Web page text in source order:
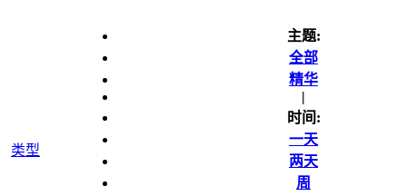
类型
主题:
全部
精华
|
时间:
一天
两天
周